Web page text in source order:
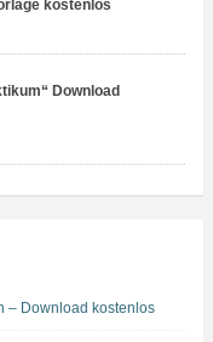
kostenlos
Download
– Download kostenlos